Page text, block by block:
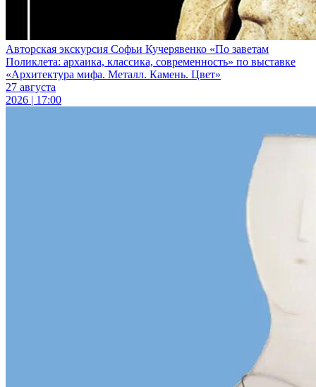
Авторская экскурсия Софьи Кучерявенко «По заветам
Поликлета: архаика, классика, современность» по выставке
«Архитектура мифа. Металл. Камень. Цвет»
27 августа
2026 | 17:00